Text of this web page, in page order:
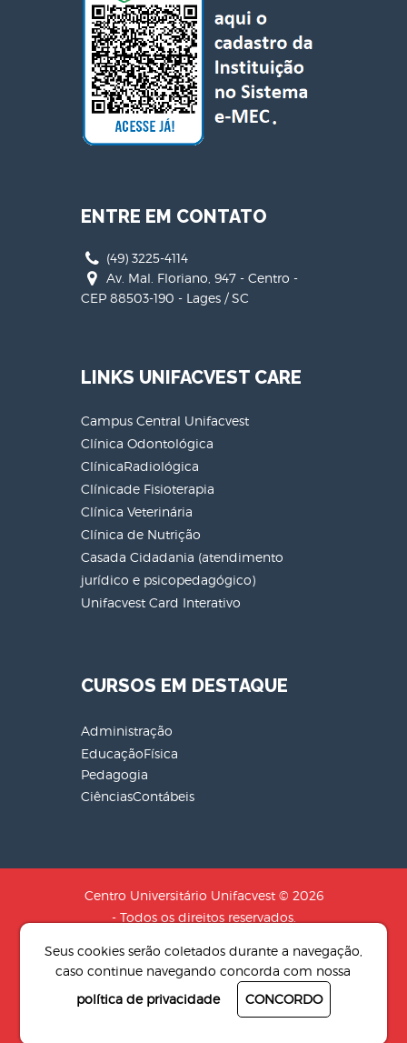
ENTRE EM CONTATO
(49) 3225-4114
Av. Mal. Floriano, 947 - Centro -
CEP 88503-190 - Lages / SC
LINKS UNIFACVEST CARE
Campus Central Unifacvest
Clínica Odontológica
ClínicaRadiológica
Clínicade Fisioterapia
Clínica Veterinária
Clínica de Nutrição
Casada Cidadania (atendimento
jurídico e psicopedagógico)
Unifacvest Card Interativo
CURSOS EM DESTAQUE
Administração
EducaçãoFísica
Pedagogia
CiênciasContábeis
Centro Universitário Unifacvest © 2026
- Todos os direitos reservados.
Social: SOCIEDADE DE EDUCACAO N.S
AUXILIADORA LTDA
Desenvolvido por4Pix - Agência de
Seus cookies serão coletados durante a navegação,
caso continue navegando concorda com nossa
política de privacidade
CONCORDO